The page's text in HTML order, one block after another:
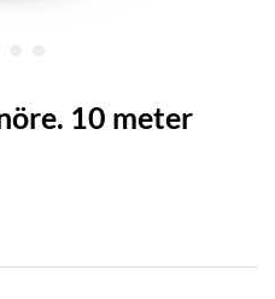
10 meter